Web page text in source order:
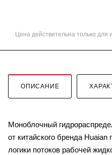
Цена действительна только для
ОПИСАНИЕ
Моноблочный
от китайского бренда
логики потоков рабочей